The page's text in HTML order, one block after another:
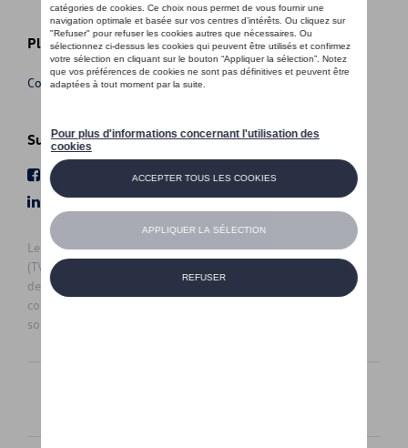
Plus d'informations
Conditions de vente
Suivez nous
Facebook
Youtube
LinkedIn
Instagram
Les prix affichés sur le présent site sont des prix recommandés
(TVAc), hors éventuels frais de montage. Pour connaitre le prix
de vente actuel et les éventuels frais de montage, veuillez
contacter votre concessionnaire/agent. Les prix recommandés
sont sujets à des changements sans préavis.